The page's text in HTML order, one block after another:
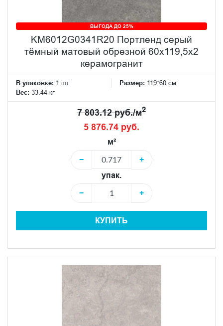
ВЫГОДА ДО 25%
KM6012G0341R20 Портленд серый
тёмный матовый обрезной 60x119,5x2
керамогранит
В упаковке: 1 шт Размер: 119*60 см
Вес: 33.44 кг
7 803.12 руб./м2
5 876.74 руб.
м²
−
+
упак.
−
+
КУПИТЬ